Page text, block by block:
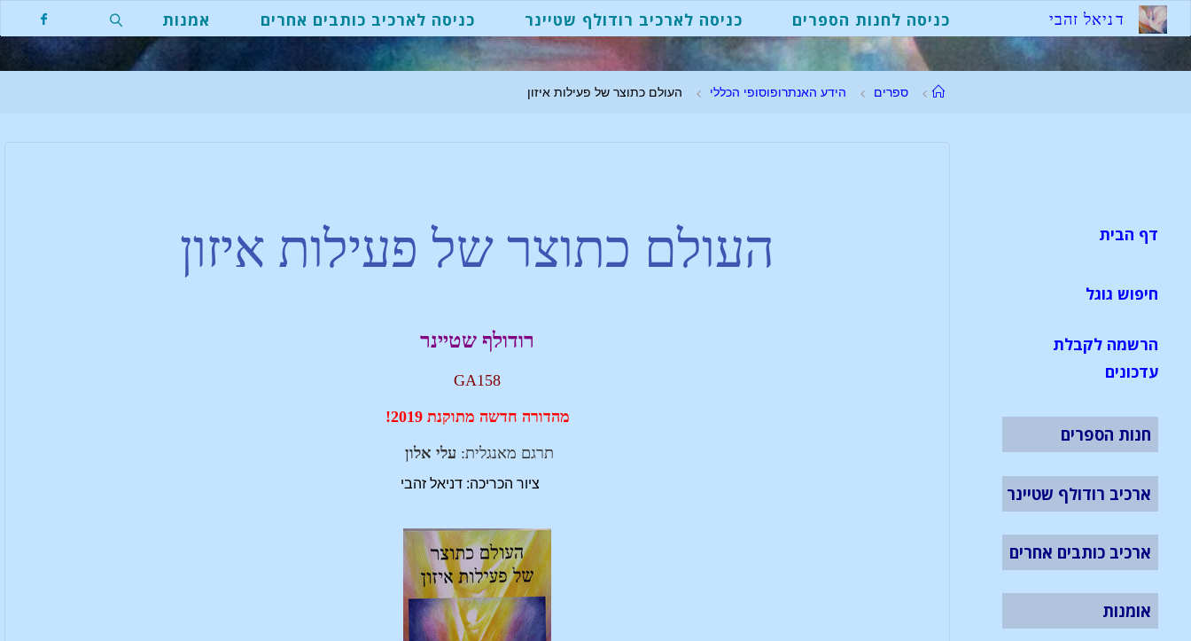
דניאל זהבי כניסה לחנות הספרים כניסה לארכיב רודולף שטיינר כניסה לארכיב כותבים אחרים אמנות
ספרים הידע האנתרופוסופי הכללי העולם כתוצר של פעילות איזון
העולם כתוצר של פעילות איזון
רודולף שטיינר
GA158
מהדורה חדשה מתוקנת 2019!
תרגם מאנגלית: עלי אלון
ציור הכריכה: דניאל זהבי
דף הבית
חיפוש גוגל
הרשמה לקבלת
עדכונים
חנות הספרים
ארכיב רודולף שטיינר
ארכיב כותבים אחרים
אומנות